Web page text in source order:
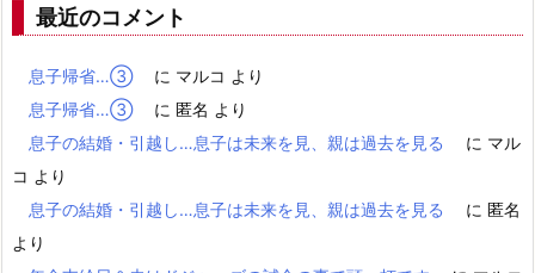
最近のコメント
息子帰省…③ に マルコ より
息子帰省…③
に 匿名 より
息子の結婚・引越し…息子は未来を見、親は過去を見る
に マル
コ より
息子の結婚・引越し…息子は未来を見、親は過去を見る
に 匿名
より